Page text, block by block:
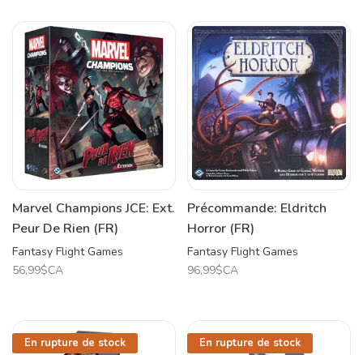
Marvel Champions JCE: Ext.
Peur De Rien (FR)
Fantasy Flight Games
56,99$CA
Précommande: Eldritch
Horror (FR)
Fantasy Flight Games
96,99$CA
En rupture de stock En rupture de stock